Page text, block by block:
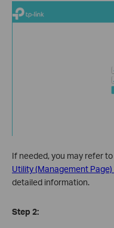
If needed, you may refer to
Utility (Management
detailed information.
Step 2: